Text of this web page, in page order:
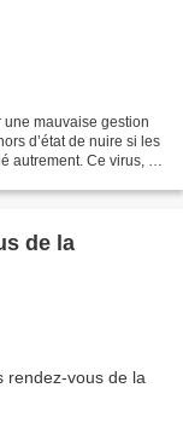
mauvaise gestion
d’état de nuire si les
autrement. Ce virus, le
de la